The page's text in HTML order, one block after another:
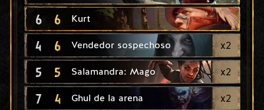
6 6 Kurt
4 6 Vendedor sospechoso x2
5 5 Salamandra: Mago x2
7 4 Ghul de la arena x2